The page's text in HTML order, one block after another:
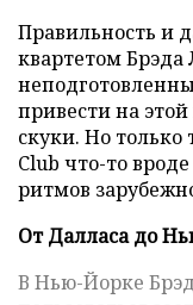
Правильность и
квартетом
привести на
скуки. Но только
Club что-то
ритмов
От Далласа до
В Нью-Йорке